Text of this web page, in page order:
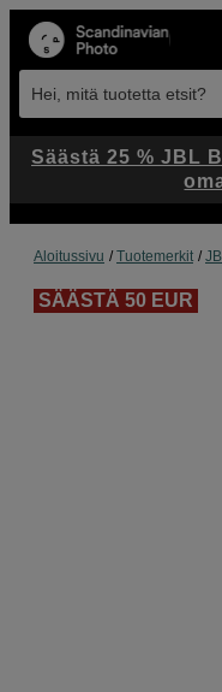
Hei, mitä tuotetta etsit?
Aloitussivu Tuotemerkit
SÄÄSTÄ 50 EUR
Säästä 25 % JBL